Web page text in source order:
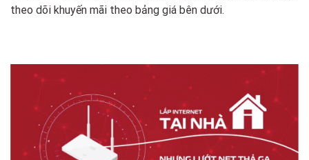
theo dõi khuyến mãi theo bảng giá bên dưới.